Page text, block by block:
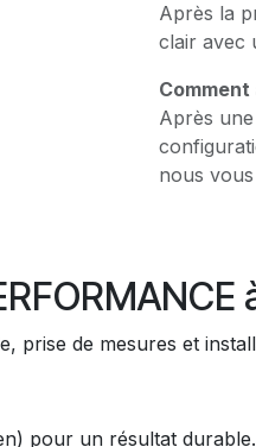
Après la
clair avec
Après
nous
prise de mesures et
pour un résultat durable.